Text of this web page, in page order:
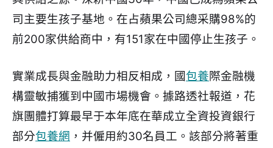
司主要生孩子基地。在占蘋果公司總采購98%的
前200家供給商中，有151家在中國停止生孩子。
實業成長與金融助力相反相成，國包養際金融機
構靈敏捕獲到中國市場機會。據路透社報道，花
旗團體打算最早于本年底在華成立全資投資銀行
部分包養網 ，并僱用約30名員工。該部分將著重